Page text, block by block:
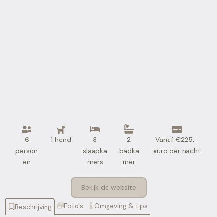
6
person
en
1 hond
3
slaapka
mers
2
badka
mer
Vanaf €225,-
euro per nacht
Bekijk de website
Beschrijving Foto's Omgeving & tips